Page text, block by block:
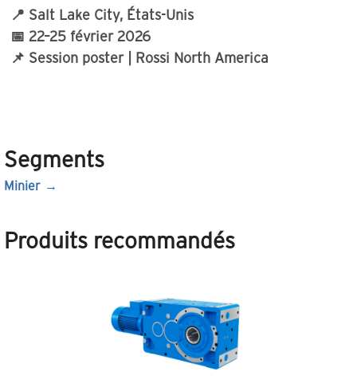
📍 Salt Lake City, États-Unis
📅 22–25 février 2026
📌 Session poster | Rossi North America
Segments
Minier
Produits recommandés